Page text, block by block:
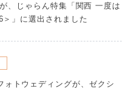
、じゃらん特集「関西 一度は
」に選出されました
ォトウェディングが、ゼクシ